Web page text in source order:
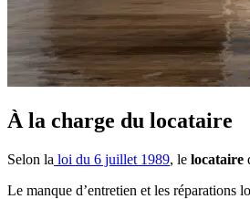
À la charge du locataire
Selon la loi du 6 juillet 1989, le locataire
Le manque d’entretien et les réparations